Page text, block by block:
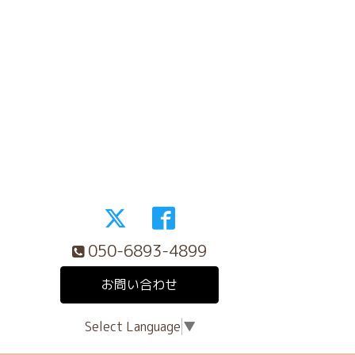
050-6893-4899
お問い合わせ
Select Language ▼